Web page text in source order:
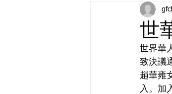
世
世界華
致決議
趙華雍
入。加